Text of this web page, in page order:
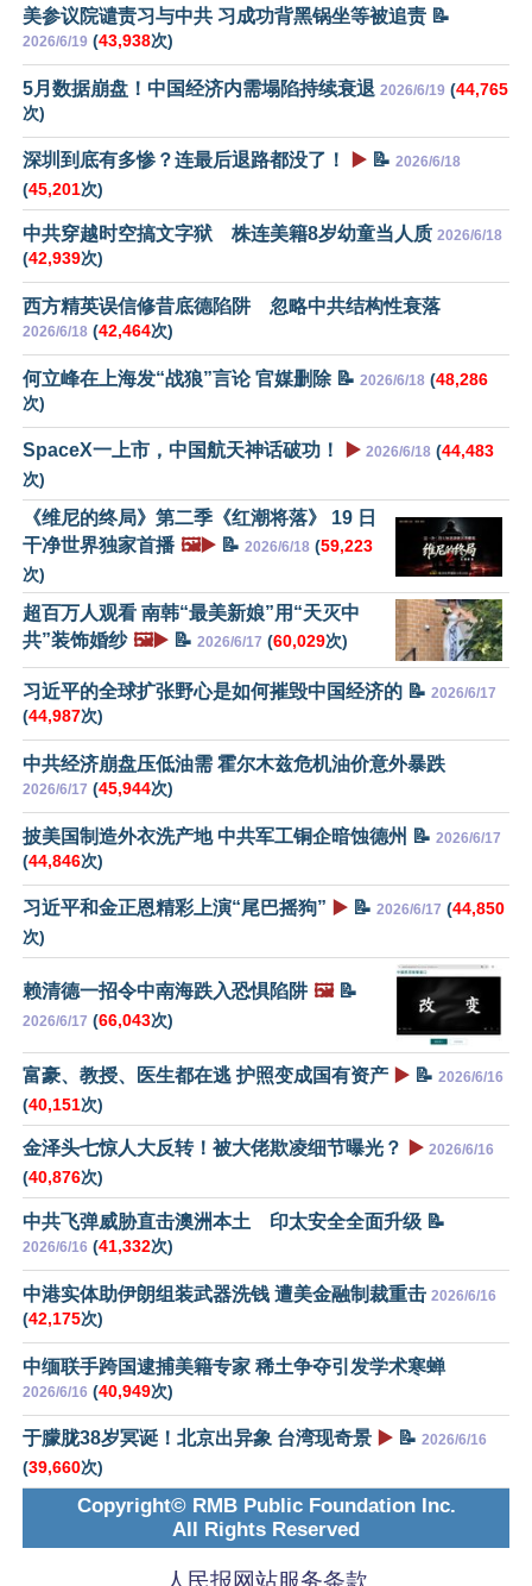
美参议院谴责习与中共 习成功背黑锅坐等被追责 📝
2026/6/19 (43,938次)
5月数据崩盘！中国经济内需塌陷持续衰退 2026/6/19 (44,765
次)
深圳到底有多惨？连最后退路都没了！ ▶️ 📝 2026/6/18
(45,201次)
中共穿越时空搞文字狱 株连美籍8岁幼童当人质 2026/6/18
(42,939次)
西方精英误信修昔底德陷阱 忽略中共结构性衰落
2026/6/18 (42,464次)
何立峰在上海发“战狼”言论 官媒删除 📝 2026/6/18 (48,286
次)
SpaceX一上市，中国航天神话破功！ ▶️ 2026/6/18 (44,483
次)
《维尼的终局》第二季《红潮将落》 19 日
干净世界独家首播 🖼️▶️ 📝 2026/6/18 (59,223
次)
超百万人观看 南韩“最美新娘”用“天灭中
共”装饰婚纱 🖼️▶️ 📝 2026/6/17 (60,029次)
习近平的全球扩张野心是如何摧毁中国经济的 📝 2026/6/17
(44,987次)
中共经济崩盘压低油需 霍尔木兹危机油价意外暴跌
2026/6/17 (45,944次)
披美国制造外衣洗产地 中共军工铜企暗蚀德州 📝 2026/6/17
(44,846次)
习近平和金正恩精彩上演“尾巴摇狗” ▶️ 📝 2026/6/17 (44,850
次)
赖清德一招令中南海跌入恐惧陷阱 🖼️📝
2026/6/17 (66,043次)
富豪、教授、医生都在逃 护照变成国有资产 ▶️ 📝 2026/6/16
(40,151次)
金泽头七惊人大反转！被大佬欺凌细节曝光？ ▶️ 2026/6/16
(40,876次)
中共飞弹威胁直击澳洲本土 印太安全全面升级 📝
2026/6/16 (41,332次)
中港实体助伊朗组装武器洗钱 遭美金融制裁重击 2026/6/16
(42,175次)
中缅联手跨国逮捕美籍专家 稀土争夺引发学术寒蝉
2026/6/16 (40,949次)
于朦胧38岁冥诞！北京出异象 台湾现奇景 ▶️ 📝 2026/6/16
(39,660次)
Copyright© RMB Public Foundation Inc.
All Rights Reserved
人民报网站服务条款